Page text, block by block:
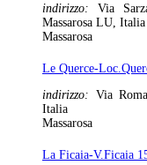
indirizzo: Via
Massarosa LU, Italia
Massarosa
Le Querce-
indirizzo: Via
Italia
Massarosa
La Ficaia-V.Ficaia